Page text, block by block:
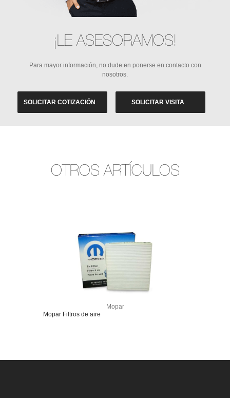
¡LE ASESORAMOS!
Para mayor información, no dude en ponerse en contacto con
nosotros.
SOLICITAR COTIZACIÓN SOLICITAR VISITA
OTROS ARTÍCULOS
Mopar
Mopar Filtros de aire